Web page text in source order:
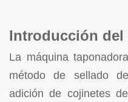
Introducción del
La máquina
método de sellado
adición de cojinetes